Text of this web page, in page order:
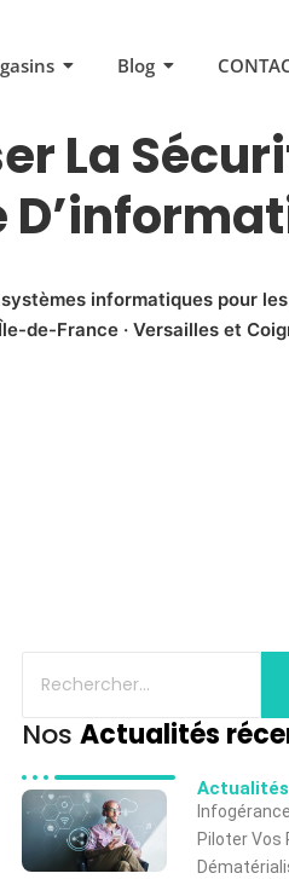
Blog
La
informatiques pour
de-France · Versailles et
Nos Actualités
Actualités
Piloter Vos